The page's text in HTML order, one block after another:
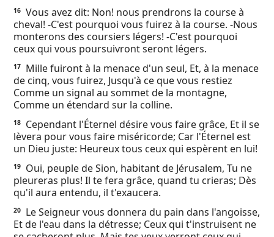
16 Vous avez dit: Non! nous prendrons la course à
cheval! -C'est pourquoi vous fuirez à la course. -Nous
monterons des coursiers légers! -C'est pourquoi
ceux qui vous poursuivront seront légers.
17
Mille fuiront à la menace d'un seul, Et, à la menace
de cinq, vous fuirez, Jusqu'à ce que vous restiez
Comme un signal au sommet de la montagne,
Comme un étendard sur la colline.
18
Cependant l'Éternel désire vous faire grâce, Et il se
lèvera pour vous faire miséricorde; Car l'Éternel est
un Dieu juste: Heureux tous ceux qui espèrent en lui!
19
Oui, peuple de Sion, habitant de Jérusalem, Tu ne
pleureras plus! Il te fera grâce, quand tu crieras; Dès
qu'il aura entendu, il t'exaucera.
20
Le Seigneur vous donnera du pain dans l'angoisse,
Et de l'eau dans la détresse; Ceux qui t'instruisent ne